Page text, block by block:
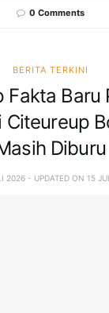
0 Comments
BERITA TERKINI
Fakta Baru
Citeureup
Diburu
2026 - UPDATED ON 15